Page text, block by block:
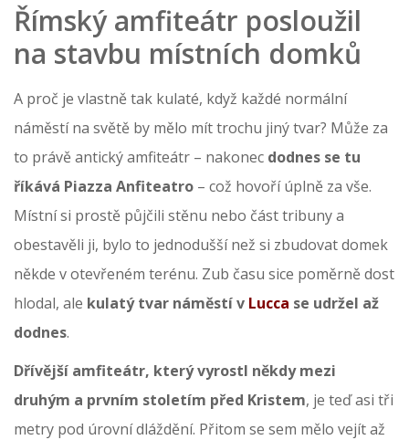
Římský amfiteátr posloužil
na stavbu místních domků
A proč je vlastně tak kulaté, když každé normální
náměstí na světě by mělo mít trochu jiný tvar? Může za
to právě antický amfiteátr – nakonec dodnes se tu
říkává Piazza Anfiteatro – což hovoří úplně za vše.
Místní si prostě půjčili stěnu nebo část tribuny a
obestavěli ji, bylo to jednodušší než si zbudovat domek
někde v otevřeném terénu. Zub času sice poměrně dost
hlodal, ale kulatý tvar náměstí v Lucca se udržel až
dodnes.
Dřívější amfiteátr, který vyrostl někdy mezi
druhým a prvním stoletím před Kristem, je teď asi tři
metry pod úrovní dláždění. Přitom se sem mělo vejít až